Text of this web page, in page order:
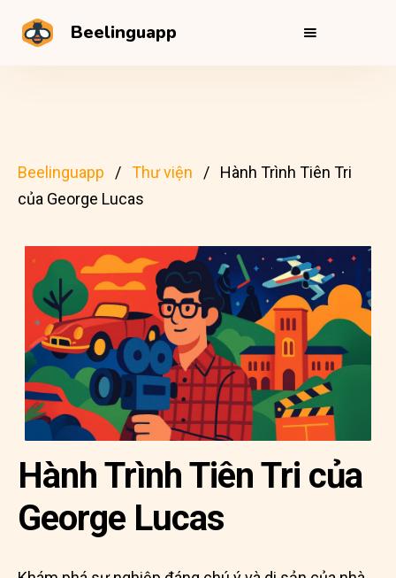
Beelinguapp
Beelinguapp Thư viện
Hành Trình Tiên Tri
của George Lucas
Hành Trình Tiên Tri của
George Lucas